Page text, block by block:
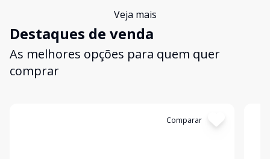
Veja mais
Destaques de venda
As melhores opções para quem quer
comprar
Comparar